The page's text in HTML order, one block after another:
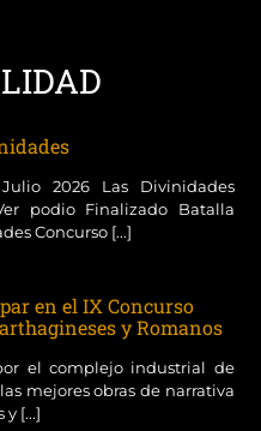
2026 Las Divinidades
podio Finalizado Batalla
Concurso [...]
en el IX Concurso
y Romanos
el complejo industrial de
mejores obras de narrativa
y [...]